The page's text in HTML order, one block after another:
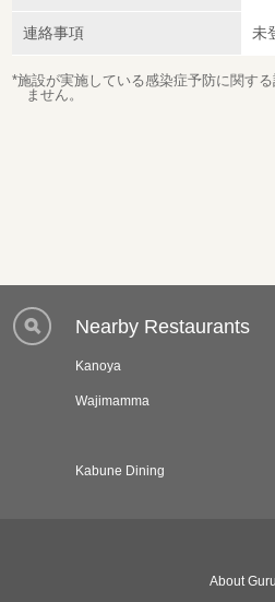
連絡事項 未
*施設が実施している感染症予防に関す
ません。
Nearby Restaurants
Kanoya
Wajimamma
Kabune Dining
About